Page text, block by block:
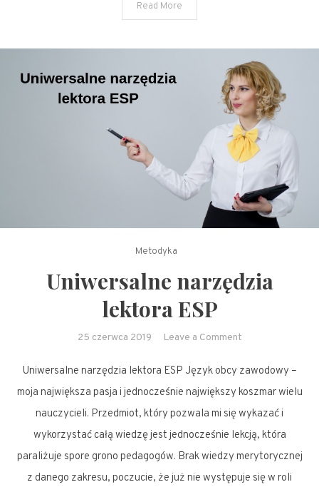
Read More
Metodyka
Uniwersalne narzędzia
lektora ESP
25 czerwca 2019 Leave a Commenton
narzędzia
lektora
ESP
Uniwersalne narzędzia lektora ESP Język obcy zawodowy –
moja największa pasja i jednocześnie największy koszmar wielu
nauczycieli. Przedmiot, który pozwala mi się wykazać i
wykorzystać całą wiedzę jest jednocześnie lekcją, która
paraliżuje spore grono pedagogów. Brak wiedzy merytorycznej
z danego zakresu, poczucie, że już nie występuje się w roli